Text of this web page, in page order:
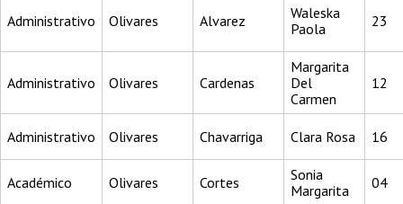
Administrativo Olivares Alvarez
Waleska
Paola
23
Administrativo Olivares Cardenas
Margarita
Del
Carmen
12
Administrativo Olivares Chavarriga Clara Rosa 16
Académico Olivares Cortes
Sonia
Margarita
04